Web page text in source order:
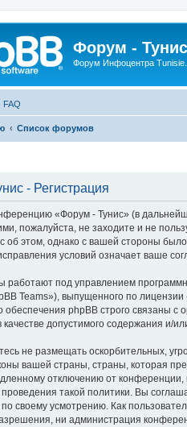
Форум - Тунис
Форум Инфоцентра
FAQ
Список форумов
- Регистрация
«Форум - Тунис» (в
пожалуйста, не заходите и не
об этом, однако с вашей стороны
условий означает ваше
под управлением
Teams»), выпущенного по лицензии
обеспечения phpBB строго связаны
качестве допустимого содержания и/
не размещать оскорбительных,
вашей страны, страны, которая
отключению от конференции,
такой политики. Вы
своему усмотрению. Как
ни администрация